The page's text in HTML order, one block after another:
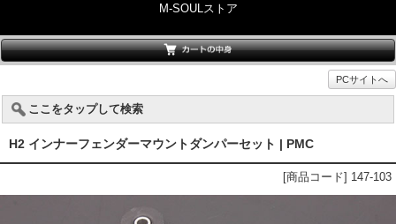
M-SOULストア
PCサイトへ
ここをタップして検索
H2 インナーフェンダーマウントダンパーセット | PMC
[商品コード] 147-103